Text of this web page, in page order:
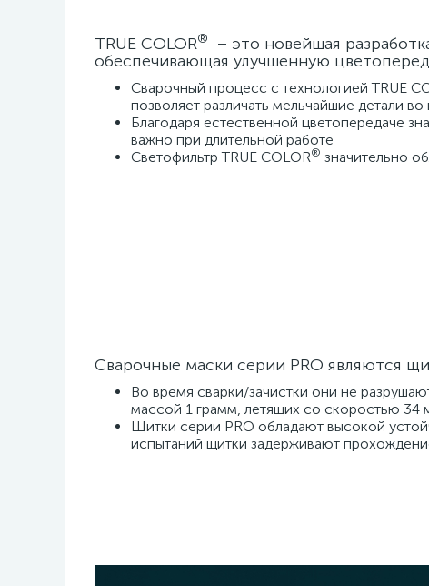
TRUE COLOR®
– это новейшая
обеспечивающая улучшенную
Сварочный процесс с технологией TRUE
позволяет различать мельчайшие детали
Благодаря естественной цветопередаче
важно при длительной работе
Светофильтр TRUE COLOR® значительно
Сварочные маски серии PRO являются
Во время сварки/зачистки они не
массой 1 грамм, летящих со скоростью 34
Щитки серии PRO обладают высокой
испытаний щитки задерживают